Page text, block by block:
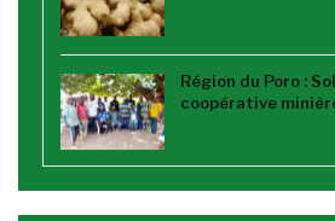
Région du Poro :
coopérative